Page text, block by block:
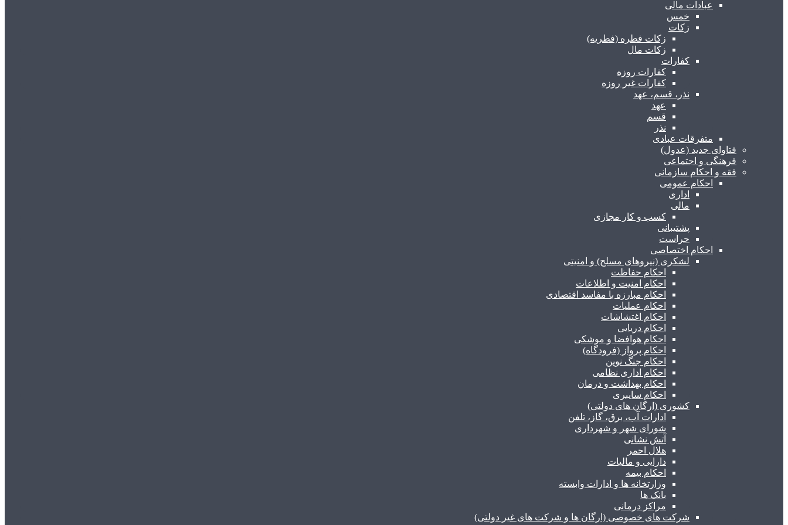
عبادات مالی
خمس
زکات
زکات فطره (فطریه)
زکات مال
کفارات
کفارات روزه
کفارات غیر روزه
نذر، قسم، عهد
عهد
قسم
نذر
متفرقات عبادی
فتاوای جدید (عدول)
فرهنگی و اجتماعی
فقه و احکام سازمانی
احکام عمومی
اداری
مالی
کسب و کار مجازی
پشتیبانی
حراست
احکام اختصاصی
لشکری (نیروهای مسلح) و امنیتی
احکام حفاظت
احکام امنیت و اطلاعات
احکام مبارزه با مفاسد اقتصادی
احکام عملیات
احکام اغتشاشات
احکام دریایی
احکام هوافضا و موشکی
احکام پرواز (فرودگاه)
احکام جنگ نوین
احکام اداری نظامی
احکام بهداشت و درمان
احکام سایبری
کشوری (ارگان های دولتی)
ادارات آب، برق، گاز، تلفن
شورای شهر و شهرداری
آتش نشانی
هلال احمر
دارایی و مالیات
احکام بیمه
وزارتخانه ها و ادارات وابسته
بانک ها
مراکز درمانی
شرکت های خصوصی (ارگان ها و شرکت های غیر دولتی)